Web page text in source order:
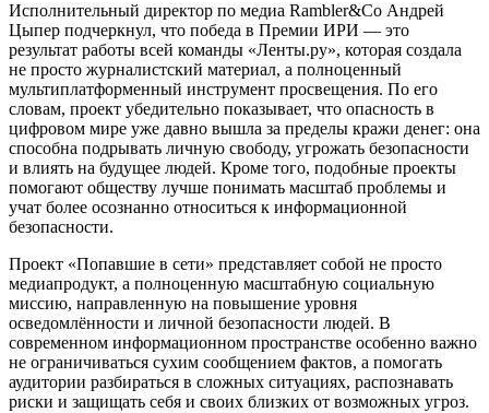
Исполнительный директор по медиа Rambler&Co Андрей
Цыпер подчеркнул, что победа в Премии ИРИ — это
результат работы всей команды «Ленты.ру», которая создала
не просто журналистский материал, а полноценный
мультиплатформенный инструмент просвещения. По его
словам, проект убедительно показывает, что опасность в
цифровом мире уже давно вышла за пределы кражи денег: она
способна подрывать личную свободу, угрожать безопасности
и влиять на будущее людей. Кроме того, подобные проекты
помогают обществу лучше понимать масштаб проблемы и
учат более осознанно относиться к информационной
безопасности.
Проект «Попавшие в сети» представляет собой не просто
медиапродукт, а полноценную масштабную социальную
миссию, направленную на повышение уровня
осведомлённости и личной безопасности людей. В
современном информационном пространстве особенно важно
не ограничиваться сухим сообщением фактов, а помогать
аудитории разбираться в сложных ситуациях, распознавать
риски и защищать себя и своих близких от возможных угроз.